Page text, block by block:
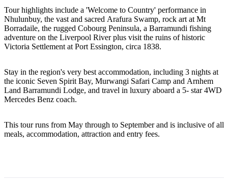
Rechercher:
Sign
up
Tour highlights include a 'Welcome to Country' performance in
Nhulunbuy, the vast and sacred Arafura Swamp, rock art at Mt
Borradaile, the rugged Cobourg Peninsula, a Barramundi fishing
adventure on the Liverpool River plus visit the ruins of historic
Victoria Settlement at Port Essington, circa 1838.
Stay in the region's very best accommodation, including 3 nights at
the iconic Seven Spirit Bay, Murwangi Safari Camp and Arnhem
Land Barramundi Lodge, and travel in luxury aboard a 5- star 4WD
Mercedes Benz coach.
This tour runs from May through to September and is inclusive of all
meals, accommodation, attraction and entry fees.